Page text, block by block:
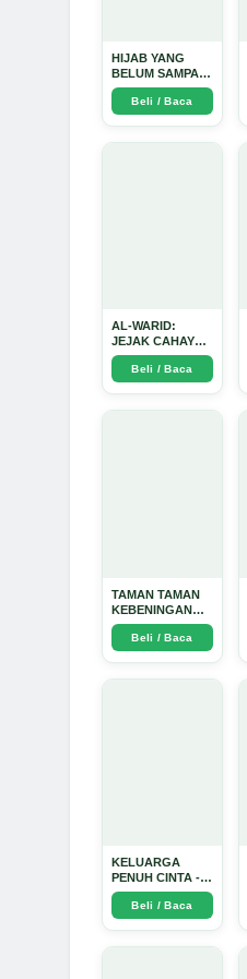
HIJAB YANG
BELUM SAMPAI
KE HATI: Ketika
Cinta Seorang
Ustadz Menjadi
Beli / Baca
AL-WARID:
JEJAK CAHAYA
DI ANTARA DUA
ZAMAN - Arda
Dinata
Beli / Baca
TAMAN TAMAN
KEBENINGAN
HATI - Arda
DinataBeli / Baca
KELUARGA
PENUH CINTA -
Arda Dinata
Beli / Baca